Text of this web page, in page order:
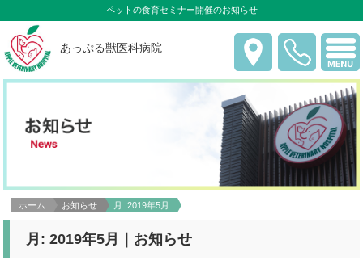
ペットの食育セミナー開催のお知らせ
あっぷる獣医科病院
ホーム お知らせ 月:2019年5月
月:2019年5月 ｜お知らせ